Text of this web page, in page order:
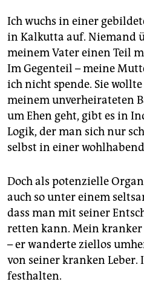
Ich wuchs in einer
in Kalkutta auf. Niemand
meinem Vater einen Teil
Im Gegenteil – meine
ich nicht spende. Sie
meinem unverheirateten
um Ehen geht, gibt es in
Logik, der man sich nur
selbst in einer
Doch als potenzielle
auch so unter einem
dass man mit seiner
retten kann. Mein
– er wanderte ziellos
von seiner kranken Leber.
festhalten.